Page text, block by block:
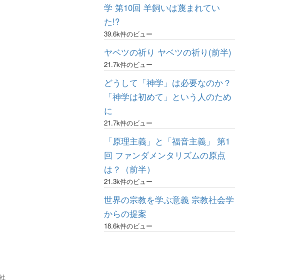
学 第10回 羊飼いは蔑まれてい
た!?
39.6k件のビュー
ヤベツの祈り ヤベツの祈り(前半)
21.7k件のビュー
どうして「神学」は必要なのか？
「神学は初めて」という人のため
に
21.7k件のビュー
「原理主義」と「福音主義」 第1
回 ファンダメンタリズムの原点
は？（前半）
21.3k件のビュー
世界の宗教を学ぶ意義 宗教社会学
からの提案
18.6k件のビュー